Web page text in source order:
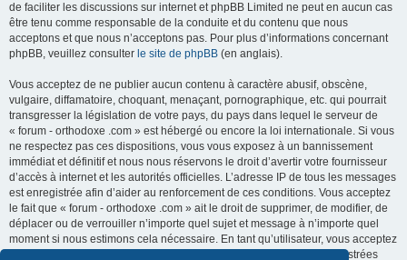
de faciliter les discussions sur internet et phpBB Limited ne peut en aucun cas
être tenu comme responsable de la conduite et du contenu que nous
acceptons et que nous n’acceptons pas. Pour plus d’informations concernant
phpBB, veuillez consulter le site de phpBB (en anglais).
Vous acceptez de ne publier aucun contenu à caractère abusif, obscène,
vulgaire, diffamatoire, choquant, menaçant, pornographique, etc. qui pourrait
transgresser la législation de votre pays, du pays dans lequel le serveur de
« forum - orthodoxe .com » est hébergé ou encore la loi internationale. Si vous
ne respectez pas ces dispositions, vous vous exposez à un bannissement
immédiat et définitif et nous nous réservons le droit d’avertir votre fournisseur
d’accès à internet et les autorités officielles. L’adresse IP de tous les messages
est enregistrée afin d’aider au renforcement de ces conditions. Vous acceptez
le fait que « forum - orthodoxe .com » ait le droit de supprimer, de modifier, de
déplacer ou de verrouiller n’importe quel sujet et message à n’importe quel
moment si nous estimons cela nécessaire. En tant qu’utilisateur, vous acceptez
que toutes les informations que vous avez renseignées soient enregistrées